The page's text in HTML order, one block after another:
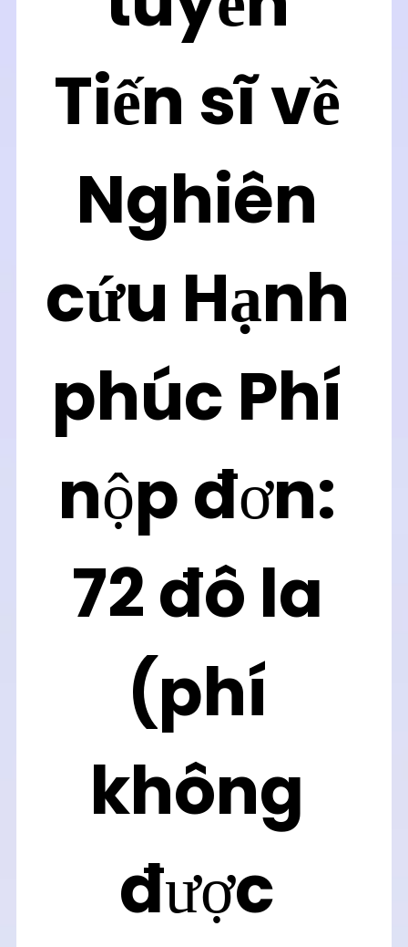
Tiến sĩ về
Nghiên
cứu Hạnh
phúc Phí
72 đô la
(phí
không
được